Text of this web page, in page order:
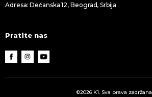
Adresa: Dečanska 12, Beograd, Srbija
Pratite nas
©2026 K1. Sva prava zadržana